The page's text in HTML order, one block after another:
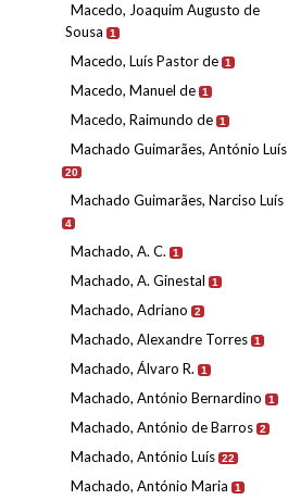
Macedo, Joaquim Augusto de
Sousa
1
Macedo, Luís Pastor de 1
Macedo, Manuel de 1
Macedo, Raimundo de 1
Machado Guimarães, António Luís
20
Machado Guimarães, Narciso Luís
4
Machado, A. C. 1
Machado, A. Ginestal 1
Machado, Adriano 2
Machado, Alexandre Torres 1
Machado, Álvaro R. 1
Machado, António Bernardino 1
Machado, António de Barros 2
Machado, António Luís 22
Machado, António Maria 1